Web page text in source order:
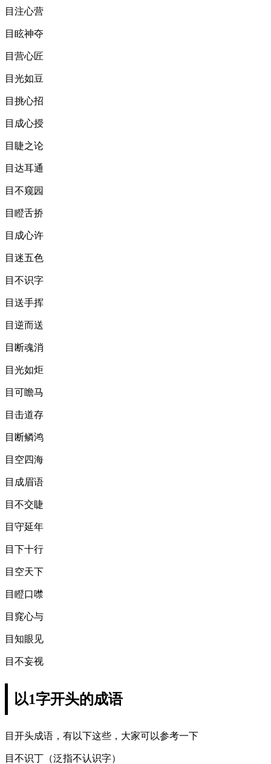
目注心营
目眩神夺
目营心匠
目光如豆
目挑心招
目成心授
目睫之论
目达耳通
目不窥园
目瞪舌挢
目成心许
目迷五色
目不识字
目送手挥
目逆而送
目断魂消
目光如炬
目可瞻马
目击道存
目断鳞鸿
目空四海
目成眉语
目不交睫
目守延年
目下十行
目空天下
目瞪口噤
目窕心与
目知眼见
目不妄视
以1字开头的成语
目开头成语，有以下这些，大家可以参考一下
目不识丁（泛指不认识字）